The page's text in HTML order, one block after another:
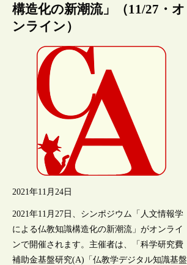
構造化の新潮流」（11/27・オ
ンライン）
2021年11月24日
2021年11月27日、シンポジウム「人文情報学
による仏教知識構造化の新潮流」がオンライ
ンで開催されます。主催者は、「科学研究費
補助金基盤研究(A)「仏教学デジタル知識基盤